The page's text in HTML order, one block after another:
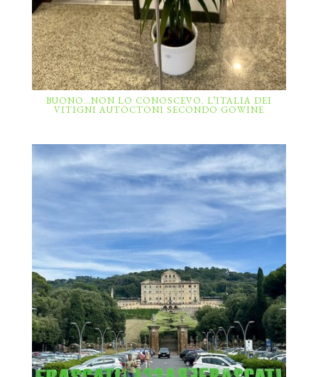
BUONO…NON LO CONOSCEVO. L’ITALIA DEI
VITIGNI AUTOCTONI SECONDO GOWINE